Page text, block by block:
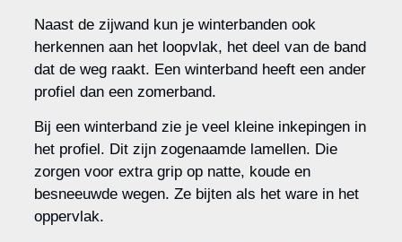
Naast de zijwand kun je winterbanden ook
herkennen aan het loopvlak, het deel van de band
dat de weg raakt. Een winterband heeft een ander
profiel dan een zomerband.
Bij een winterband zie je veel kleine inkepingen in
het profiel. Dit zijn zogenaamde lamellen. Die
zorgen voor extra grip op natte, koude en
besneeuwde wegen. Ze bijten als het ware in het
oppervlak.